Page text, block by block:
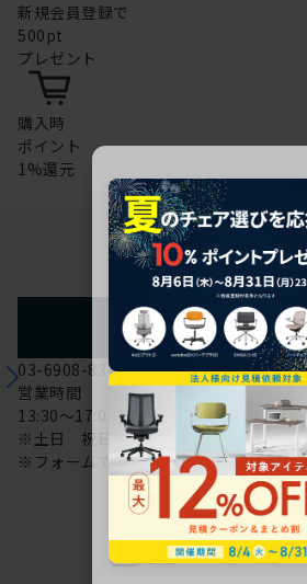
新規会員登録で
500pt
プレゼント
購入時
ポイント
1%還元
お問い合わ
フォームからのお問
03-6908-8370
営業時間
13:30～17:00
※土日 祝日は休み
※フォームでのお問い合わせは24時間対
配送・お問い合